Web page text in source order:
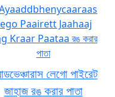
লেগো পাইরেট
জাহাজ রঙ করার পাতা